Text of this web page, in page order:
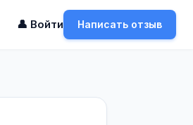
👤 Войти Написать отзыв